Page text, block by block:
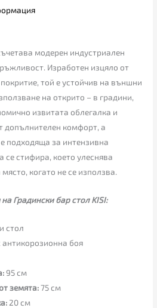
модерен индустриален
Изработен изцяло от
той е устойчив на външни
на открито – в градини,
извитата облегалка и
допълнителен комфорт, а
подходяща за интензивна
стифира, което улеснява
когато не се използва.
Градински бар стол KISI:
стол
антикорозионна боя
95 см
земята:75 см
20 см